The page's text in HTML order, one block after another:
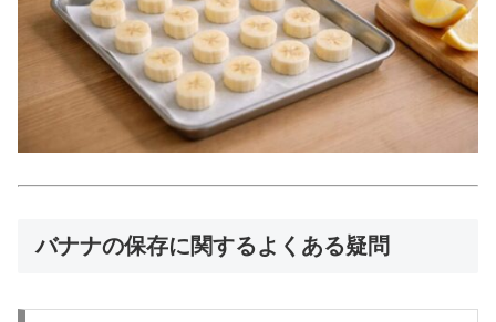
バナナの保存に関するよくある疑問